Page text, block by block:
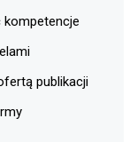
kompetencje
publikacji